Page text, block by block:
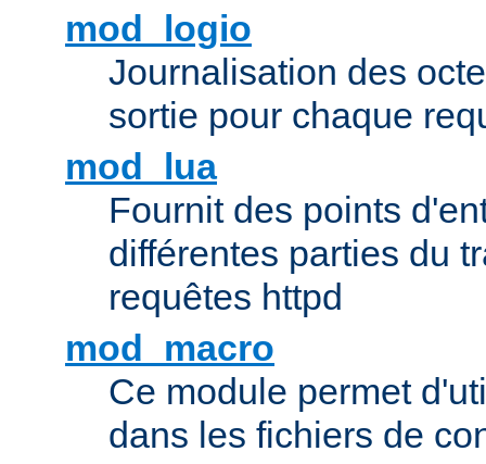
mod_logio
Journalisation des
sortie pour chaque
mod_lua
Fournit des points
différentes parties du
requêtes httpd
mod_macro
Ce module permet
dans les fichiers de